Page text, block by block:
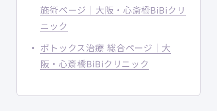
施術ページ｜大阪・心斎橋BiBiクリ
ニック
ボトックス治療 総合ページ｜大
阪・心斎橋BiBiクリニック